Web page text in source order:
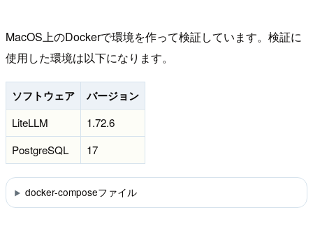
MacOS上のDockerで環境を作って検証しています。検証に
使用した環境は以下になります。
ソフトウェア バージョン
LiteLLM
1.72.6
PostgreSQL
17
docker-composeファイル